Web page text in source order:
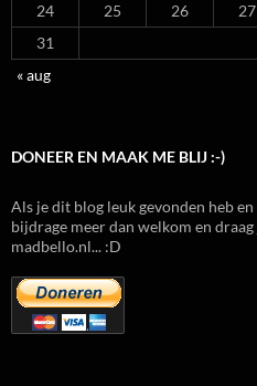
24
25 26 27
31
« aug
DONEER EN MAAK ME BLIJ :-)
Als je dit blog leuk gevonden heb
bijdrage meer dan welkom en
madbello.nl... :D